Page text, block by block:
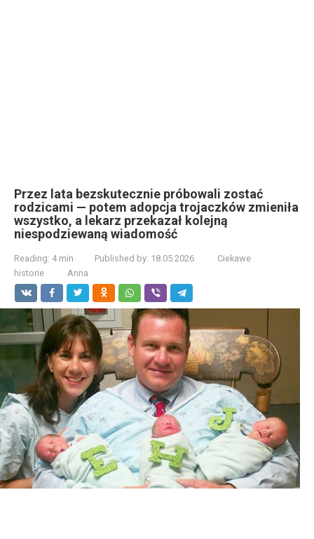
Przez lata bezskutecznie próbowali zostać
rodzicami — potem adopcja trojaczków zmieniła
wszystko, a lekarz przekazał kolejną
niespodziewaną wiadomość
Reading: 4 min Published by: 18.05.2026
Ciekawe
historie
Anna